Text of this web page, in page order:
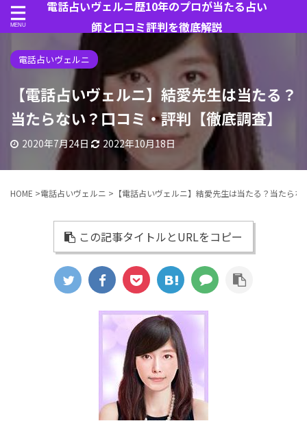
電話占いヴェルニ歴10年のプロが当たる占い
師と口コミ評判を徹底解説
電話占いヴェルニ
【電話占いヴェルニ】結愛先生は当たる？
当たらない？口コミ・評判【徹底調査】
2020年7月24日 2022年10月18日
HOME >電話占いヴェルニ > 【電話占いヴェルニ】結愛先生は当たる？当たら
この記事タイトルとURLをコピー